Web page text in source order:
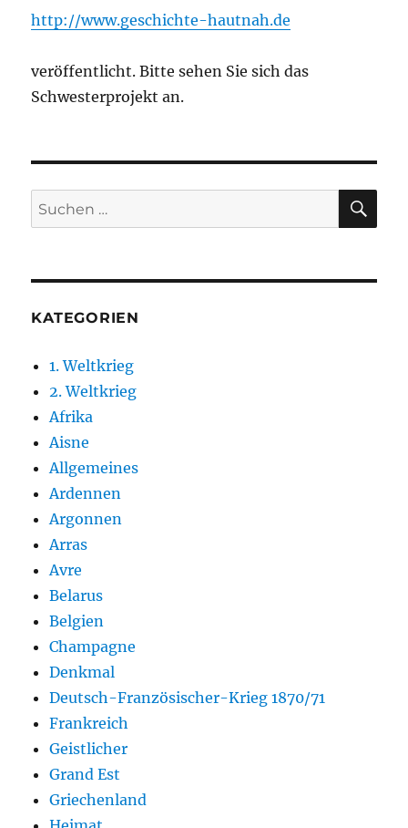
http://www.geschichte-hautnah.de
veröffentlicht. Bitte sehen Sie sich das
Schwesterprojekt an.
Suchen
nach:
KATEGORIEN
1. Weltkrieg
2. Weltkrieg
Afrika
Aisne
Allgemeines
Ardennen
Argonnen
Arras
Avre
Belarus
Belgien
Champagne
Denkmal
Deutsch-Französischer-Krieg 1870/71
Frankreich
Geistlicher
Grand Est
Griechenland